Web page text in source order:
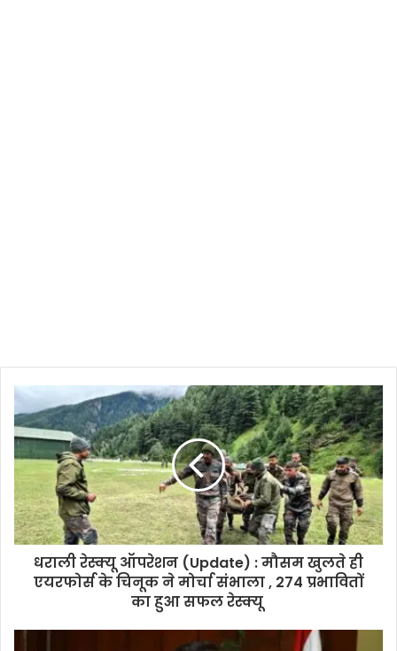
धराली रेस्क्यू ऑपरेशन (Update) : मौसम खुलते ही
एयरफोर्स के चिनूक ने मोर्चा संभाला , 274 प्रभावितों
का हुआ सफल रेस्क्यू